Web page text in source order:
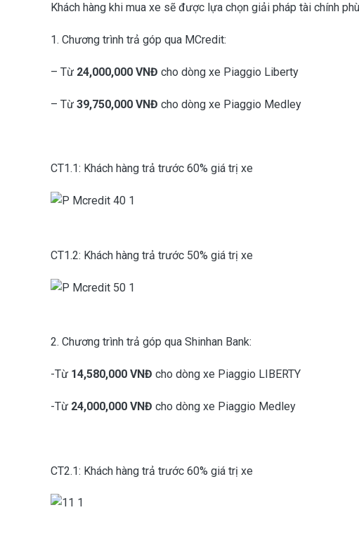
Khách hàng khi mua xe sẽ được lựa chọn giải pháp tài chính
1. Chương trình trả góp qua MCredit:
– Từ 24,000,000 VNĐ cho dòng xe Piaggio Liberty
– Từ 39,750,000 VNĐ cho dòng xe Piaggio Medley
CT1.1: Khách hàng trả trước 60% giá trị xe
CT1.2: Khách hàng trả trước 50% giá trị xe
2. Chương trình trả góp qua Shinhan Bank:
-Từ 14,580,000 VNĐ cho dòng xe Piaggio LIBERTY
-Từ 24,000,000 VNĐ cho dòng xe Piaggio Medley
CT2.1: Khách hàng trả trước 60% giá trị xe